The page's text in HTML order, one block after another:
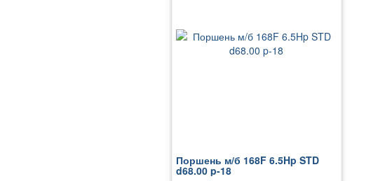
Поршень м/б 168F 6.5Hp STD
d68.00 p-18